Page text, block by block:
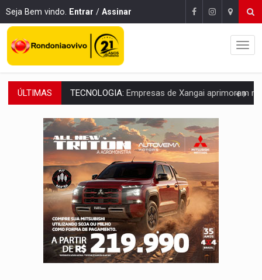
Seja Bem vindo. Entrar / Assinar
ÚLTIMAS PROTEGE A TERRA:China descobre como explodir asteroide com bomba
VÍDEO:Motociclista morre após bater na traseira de
PARECE UM NUGGET:Essa receita com frango virou o meu
EMPREENDEDORISMO:7 negócios que podem começar com pouco dinheiro e
GIGANTE DA AMÉRICA:Brasil reúne dimensão continental e posição
INDEPENDÊNCIA:10 dicas importantes para quem quer
VARCENA:Cientistas descobrem nova espécie de rã em florestas
BARGANHA:Vai comprar celular usado? Veja como consultar o